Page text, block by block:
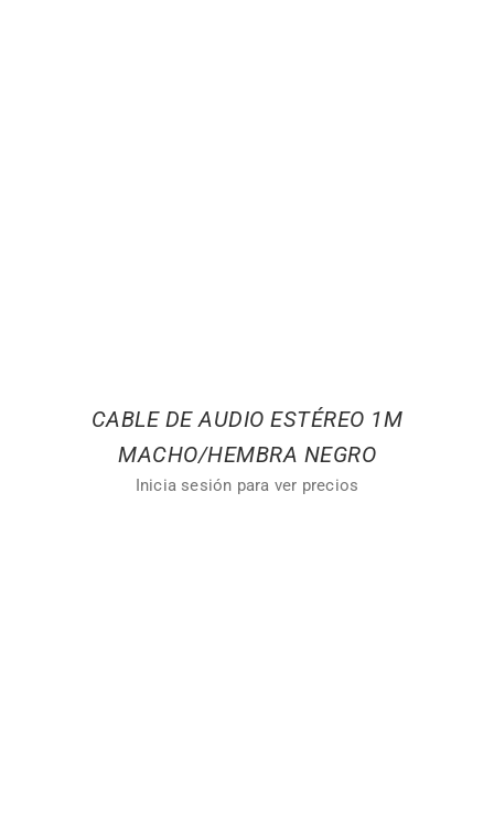
CABLE DE AUDIO ESTÉREO 1M
MACHO/HEMBRA NEGRO
Inicia sesión para ver precios